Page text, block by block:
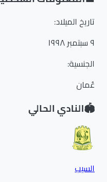
تاريخ الميلاد:
الجنسية:
عُمان
النادي الحالي
السيب